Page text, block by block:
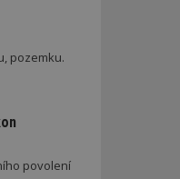
pozemku.
povolení